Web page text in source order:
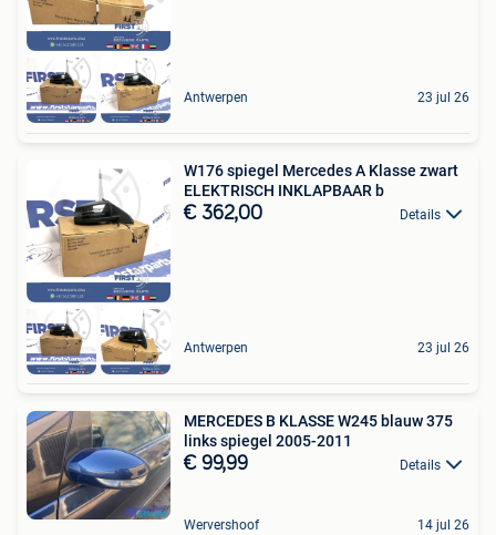
Antwerpen 23 jul 26
W176 spiegel Mercedes A Klasse zwart
ELEKTRISCH INKLAPBAAR b
€ 362,00 Details
Antwerpen 23 jul 26
MERCEDES B KLASSE W245 blauw 375
links spiegel 2005-2011
€ 99,99 Details
Wervershoof 14 jul 26